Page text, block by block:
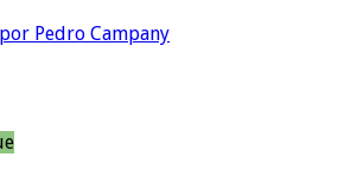
Pedro Campany